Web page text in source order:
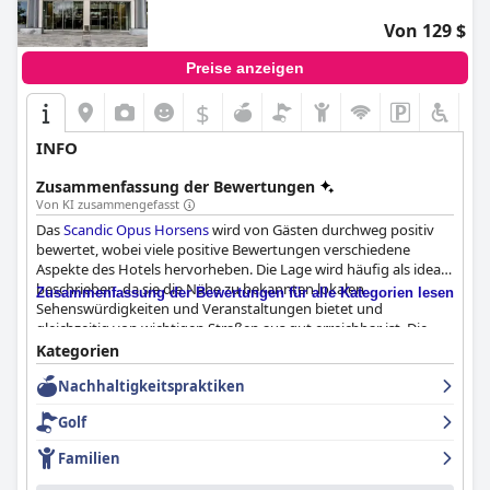
Von 129 $
Preise anzeigen
$
INFO
Zusammenfassung der Bewertungen
Von KI zusammengefasst
DasScandic Opus Horsenswird von Gästen durchweg positiv
bewertet, wobei viele positive Bewertungen verschiedene
Aspekte des Hotels hervorheben. Die Lage wird häufig als ideal
beschrieben, da sie die Nähe zu bekannten lokalen
Sehenswürdigkeiten und Veranstaltungen bietet und
gleichzeitig von wichtigen Straßen aus gut erreichbar ist. Die
ruhige, grüne Umgebung und die schöne Aussicht tragen zur
insgesamt friedlichen und angenehmen Atmosphäre bei und
machen es zu einer bevorzugten Wahl für Touristen und
Reisende.
Das Frühstück im
und oft als köstlich, umfangreich und auf verschiedene
Ernährungsbedürfnisse zugeschnitten beschrieben. Die Gäste
Zusammenfassung der Bewertungen für alle Kategorien lesen
Kategorien
Nachhaltigkeitspraktiken
Golf
Familien